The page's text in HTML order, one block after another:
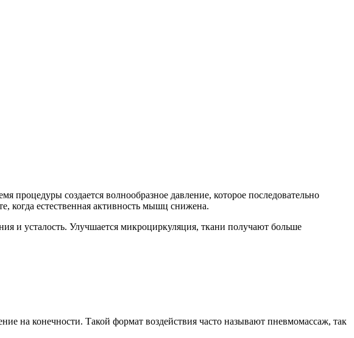
создается волнообразное давление, которое последовательно
когда естественная активность мышц снижена.
и усталость. Улучшается микроциркуляция, ткани получают больше
на конечности. Такой формат воздействия часто называют пневмомассаж, так